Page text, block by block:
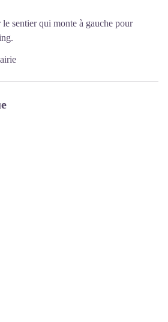
sentier qui monte à gauche pour